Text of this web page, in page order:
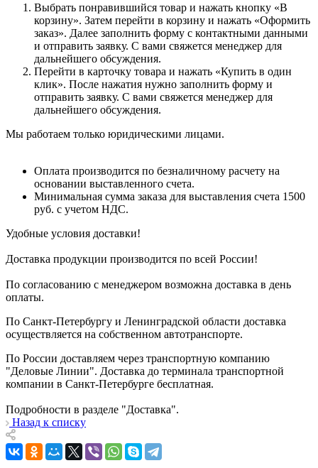
Выбрать понравившийся товар и нажать кнопку «В
корзину». Затем перейти в корзину и нажать «Оформить
заказ». Далее заполнить форму с контактными данными
и отправить заявку. С вами свяжется менеджер для
дальнейшего обсуждения.
Перейти в карточку товара и нажать «Купить в один
клик». После нажатия нужно заполнить форму и
отправить заявку. С вами свяжется менеджер для
дальнейшего обсуждения.
Мы работаем только юридическими лицами.
Оплата производится по безналичному расчету на
основании выставленного счета.
Минимальная сумма заказа для выставления счета 1500
руб. с учетом НДС.
Удобные условия доставки!
Доставка продукции производится по всей России!
По согласованию с менеджером возможна доставка в день
оплаты.
По Санкт-Петербургу и Ленинградской области доставка
осуществляется на собственном автотранспорте.
По России доставляем через транспортную компанию
"Деловые Линии". Доставка до терминала транспортной
компании в Санкт-Петербурге бесплатная.
Подробности в разделе "Доставка".
Назад к списку